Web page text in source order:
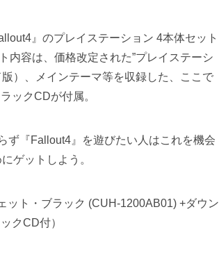
』のプレイステーション 4本体セット
内容は、価格改定された”プレイステーシ
）、メインテーマ等を収録した、ここで
ックCDが付属。
ず『Fallout4』を遊びたい人はこれを機会
ゲットしよう。
ット・ブラック (CUH-1200AB01) +ダウン
クCD付）